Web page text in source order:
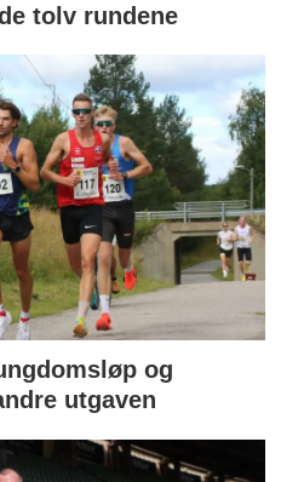
tolv rundene
og
utgaven